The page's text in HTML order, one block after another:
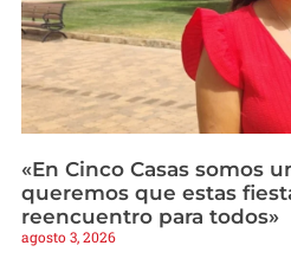
«En Cinco Casas somos
queremos que estas
reencuentro para todos»
agosto 3, 2026